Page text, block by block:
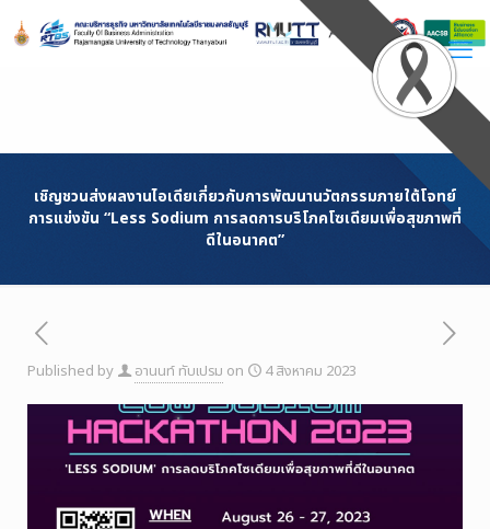
Content
เชิญชวนส่งผลงานไอเดียเกี่ยวกับการพัฒนานวัตกรรมภายใต้โจทย์
การแข่งขัน “Less Sodium การลดการบริโภคโซเดียมเพื่อสุขภาพที่
ดีในอนาคต”
Published by อานนท์ ทับเปรม on 4 สิงหาคม 2023